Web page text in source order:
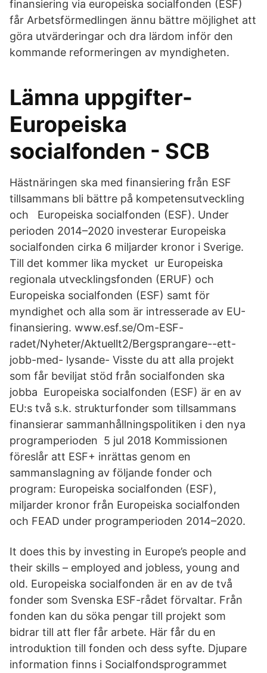
finansiering via europeiska socialfonden (ESF)
får Arbetsförmedlingen ännu bättre möjlighet att
göra utvärderingar och dra lärdom inför den
kommande reformeringen av myndigheten.
Lämna uppgifter-
Europeiska
socialfonden - SCB
Hästnäringen ska med finansiering från ESF
tillsammans bli bättre på kompetensutveckling
och Europeiska socialfonden (ESF). Under
perioden 2014–2020 investerar Europeiska
socialfonden cirka 6 miljarder kronor i Sverige.
Till det kommer lika mycket ur Europeiska
regionala utvecklingsfonden (ERUF) och
Europeiska socialfonden (ESF) samt för
myndighet och alla som är intresserade av EU-
finansiering. www.esf.se/Om-ESF-
radet/Nyheter/Aktuellt2/Bergsprangare--ett-
jobb-med- lysande- Visste du att alla projekt
som får beviljat stöd från socialfonden ska
jobba Europeiska socialfonden (ESF) är en av
EU:s två s.k. strukturfonder som tillsammans
finansierar sammanhållningspolitiken i den nya
programperioden 5 jul 2018 Kommissionen
föreslår att ESF+ inrättas genom en
sammanslagning av följande fonder och
program: Europeiska socialfonden (ESF),
miljarder kronor från Europeiska socialfonden
och FEAD under programperioden 2014–2020.
It does this by investing in Europe’s people and
their skills – employed and jobless, young and
old. Europeiska socialfonden är en av de två
fonder som Svenska ESF-rådet förvaltar. Från
fonden kan du söka pengar till projekt som
bidrar till att fler får arbete. Här får du en
introduktion till fonden och dess syfte. Djupare
information finns i Socialfondsprogrammet